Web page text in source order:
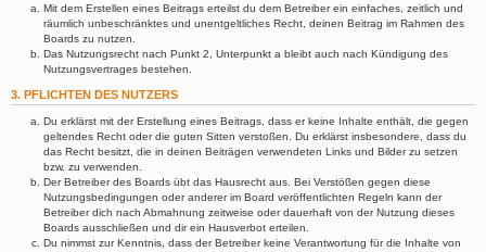
Mit dem Erstellen eines Beitrags erteilst du dem Betreiber ein einfaches, zeitlich und
räumlich unbeschränktes und unentgeltliches Recht, deinen Beitrag im Rahmen des
Boards zu nutzen.
Das Nutzungsrecht nach Punkt 2, Unterpunkt a bleibt auch nach Kündigung des
Nutzungsvertrages bestehen.
3. PFLICHTEN DES NUTZERS
Du erklärst mit der Erstellung eines Beitrags, dass er keine Inhalte enthält, die gegen
geltendes Recht oder die guten Sitten verstoßen. Du erklärst insbesondere, dass du
das Recht besitzt, die in deinen Beiträgen verwendeten Links und Bilder zu setzen
bzw. zu verwenden.
Der Betreiber des Boards übt das Hausrecht aus. Bei Verstößen gegen diese
Nutzungsbedingungen oder anderer im Board veröffentlichten Regeln kann der
Betreiber dich nach Abmahnung zeitweise oder dauerhaft von der Nutzung dieses
Boards ausschließen und dir ein Hausverbot erteilen.
Du nimmst zur Kenntnis, dass der Betreiber keine Verantwortung für die Inhalte von